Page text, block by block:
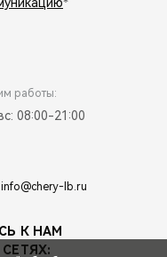
работы:
08:00-21:00
info@chery-lb.ru
К НАМ